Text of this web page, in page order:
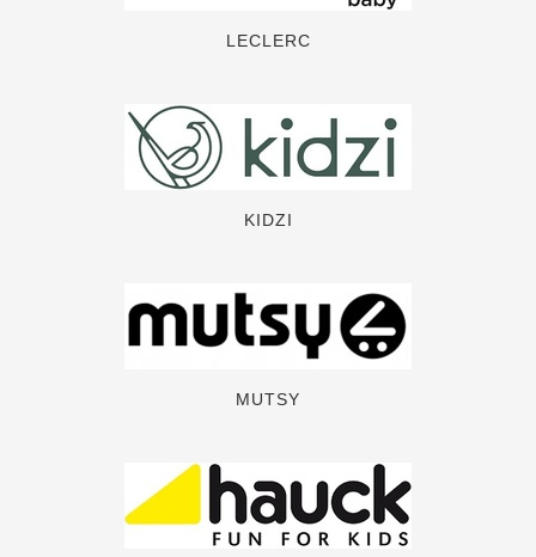
LECLERC
KIDZI
MUTSY